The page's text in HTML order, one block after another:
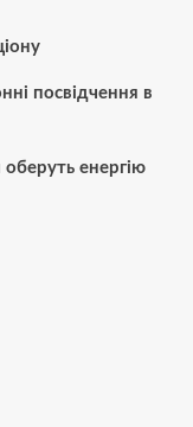
посвідчення в
енергію